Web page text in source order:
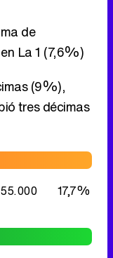
de
La 1 (7,6%)
(9%),
tres décimas
17,7%